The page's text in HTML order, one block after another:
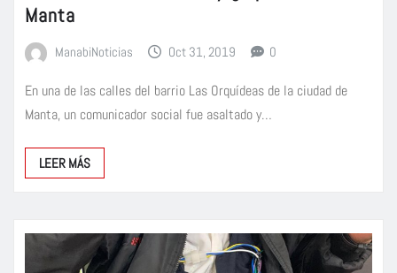
Manta
ManabiNoticias Oct 31, 2019 0
En una de las calles del barrio Las Orquídeas de la ciudad de
Manta, un comunicador social fue asaltado y…
LEER MÁS